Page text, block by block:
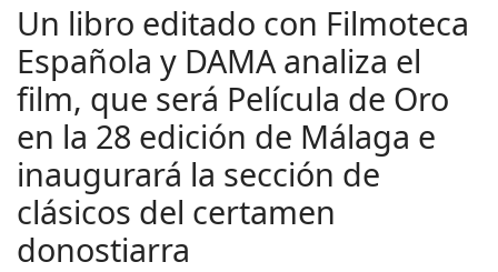
Un libro editado con Filmoteca
Española y DAMA analiza el
film, que será Película de Oro
en la 28 edición de Málaga e
inaugurará la sección de
clásicos del certamen
donostiarra